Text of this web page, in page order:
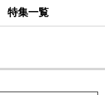
特集一覧